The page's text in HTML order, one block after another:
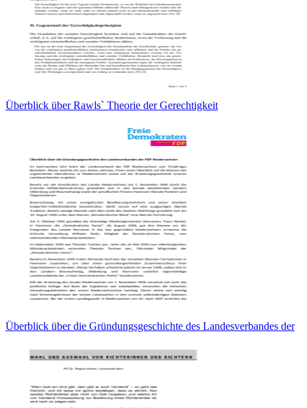
Überblick über Rawls` Theorie der Gerechtigkeit
Überblick über die Gründungsgeschichte des Landesverbandes der